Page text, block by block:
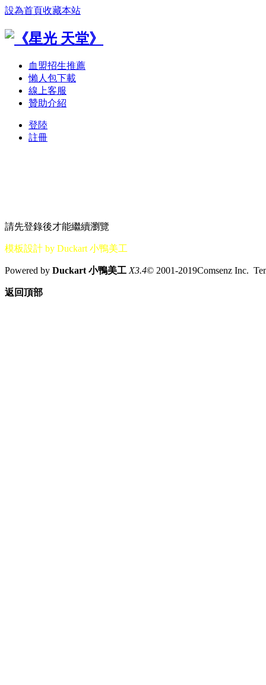
設為首頁收藏本站
血盟招生推薦
懶人包下載
線上客服
贊助介紹
登陸
註冊
請先登錄後才能繼續瀏覽
模板設計 by Duckart 小鴨美工
Powered by Duckart 小鴨美工 X3.4© 2001-2019Comsenz Inc.
返回頂部